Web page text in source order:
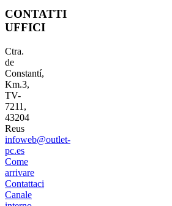
CONTATTI
UFFICI
Ctra.
de
Constantí,
Km.3,
TV-
7211,
43204
Reus
infoweb@outlet-
pc.es
Come
arrivare
Contattaci
Canale